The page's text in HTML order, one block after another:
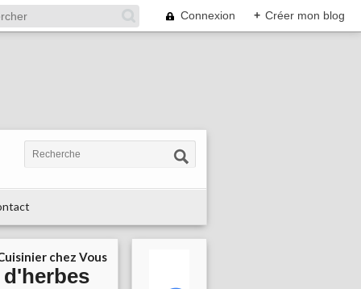
Connexion + Créer mon blog
chez Vous